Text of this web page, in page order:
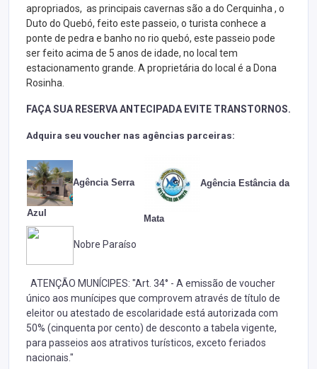
apropriados, as principais cavernas são a do Cerquinha , o
Duto do Quebó, feito este passeio, o turista conhece a
ponte de pedra e banho no rio quebó, este passeio pode
ser feito acima de 5 anos de idade, no local tem
estacionamento grande. A proprietária do local é a Dona
Rosinha.
FAÇA SUA RESERVA ANTECIPADA EVITE TRANSTORNOS.
Adquira seu voucher nas agências parceiras:
Agência Serra
Azul
Agência Estância da
Mata
Nobre Paraíso
ATENÇÃO MUNÍCIPES: "Art. 34° - A emissão de voucher
único aos munícipes que comprovem através de título de
eleitor ou atestado de escolaridade está autorizada com
50% (cinquenta por cento) de desconto a tabela vigente,
para passeios aos atrativos turísticos, exceto feriados
nacionais."